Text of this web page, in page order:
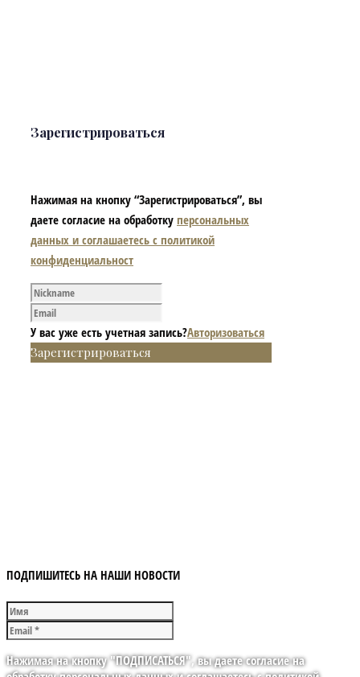
Зарегистрироваться
Нажимая на кнопку “Зарегистрироваться”, вы
даете согласие на обработку персональных
данных и соглашаетесь с политикой
конфиденциальност
У вас уже есть учетная запись?Авторизоваться
Зарегистрироваться
ПОДПИШИТЕСЬ НА НАШИ НОВОСТИ
Нажимая на кнопку "ПОДПИСАТЬСЯ", вы даете согласие на